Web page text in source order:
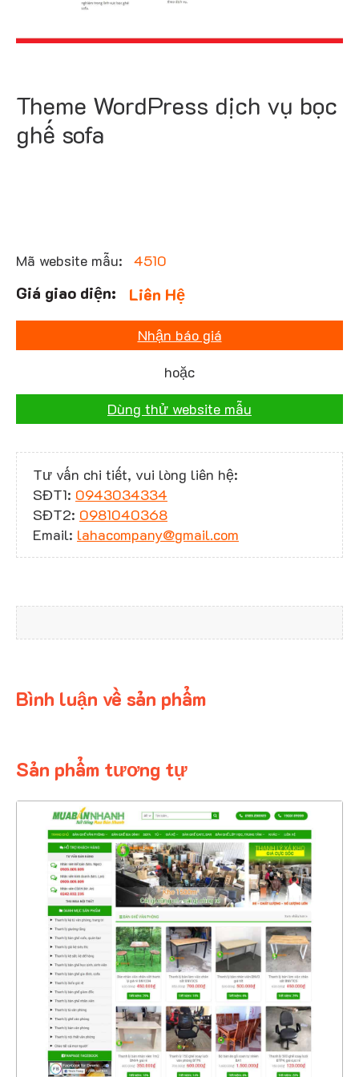
Theme WordPress dịch vụ bọc
ghế sofa
Mã website mẫu: 4510
Liên Hệ
Nhận báo giá
hoặc
Dùng thử website mẫu
Tư vấn chi tiết, vui lòng liên hệ:
SĐT1: 0943034334
SĐT2: 0981040368
Email: lahacompany@gmail.com
Bình luận về sản phẩm
Sản phẩm tương tự
4417
CHI TIẾT